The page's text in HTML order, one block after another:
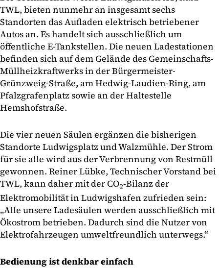
TWL, bieten nunmehr an insgesamt sechs
Standorten das Aufladen elektrisch betriebener
Autos an. Es handelt sich ausschließlich um
öffentliche E-Tankstellen. Die neuen Ladestationen
befinden sich auf dem Gelände des Gemeinschafts-
Müllheizkraftwerks in der Bürgermeister-
Grünzweig-Straße, am Hedwig-Laudien-Ring, am
Pfalzgrafenplatz sowie an der Haltestelle
Hemshofstraße.
Die vier neuen Säulen ergänzen die bisherigen
Standorte Ludwigsplatz und Walzmühle. Der Strom
für sie alle wird aus der Verbrennung von Restmüll
gewonnen. Reiner Lübke, Technischer Vorstand bei
TWL, kann daher mit der CO2-Bilanz der
Elektromobilität in Ludwigshafen zufrieden sein:
„Alle unsere Ladesäulen werden ausschließlich mit
Ökostrom betrieben. Dadurch sind die Nutzer von
Elektrofahrzeugen umweltfreundlich unterwegs.“
Bedienung ist denkbar einfach